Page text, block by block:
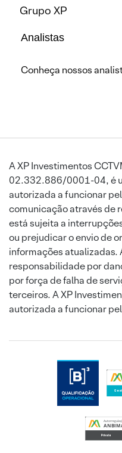
Grupo XP
Analistas
Conheça nossos
A XP Investimentos
02.332.886/0001-04, é
autorizada a funcionar
comunicação através de
está sujeita a
ou prejudicar o envio de
informações atualizadas.
responsabilidade por
por força de falha de
terceiros. A XP
autorizada a funcionar